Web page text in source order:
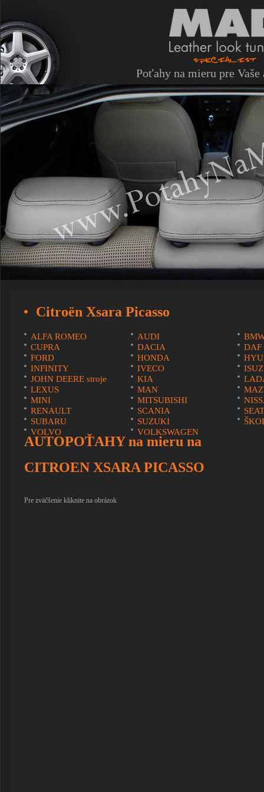
Poťahy na mieru pre Vaše
Citroën Xsara Picasso
ALFA ROMEO AUDI
CUPRA
DACIA
DAF
FORD
HONDA
INFINITY
IVECO
JOHN DEERE stroje
KIA
LEXUS
MAN
MINI
MITSUBISHI
RENAULT
SCANIA
SEAT
SUBARU
SUZUKI
VOLVO
VOLKSWAGEN
AUTOPOŤAHY na mieru na
CITROEN XSARA PICASSO
Pre zväčšenie kliknite na obrázok